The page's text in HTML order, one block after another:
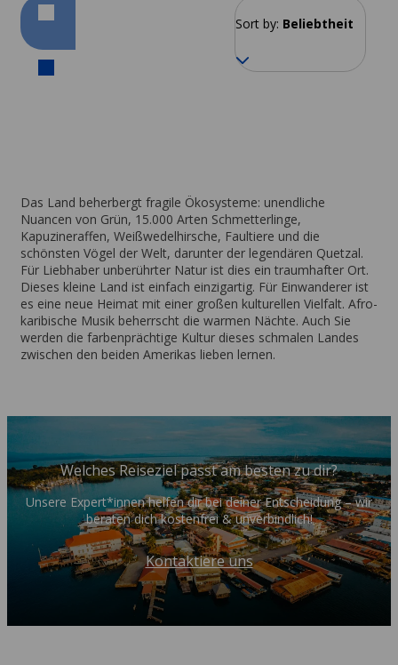
Sort by: Beliebtheit
Das Land beherbergt fragile Ökosysteme: unendliche
Nuancen von Grün, 15.000 Arten Schmetterlinge,
Kapuzineraffen, Weißwedelhirsche, Faultiere und die
schönsten Vögel der Welt, darunter der legendären Quetzal.
Für Liebhaber unberührter Natur ist dies ein traumhafter Ort.
Dieses kleine Land ist einfach einzigartig. Für Einwanderer ist
es eine neue Heimat mit einer großen kulturellen Vielfalt. Afro-
karibische Musik beherrscht die warmen Nächte. Auch Sie
werden die farbenprächtige Kultur dieses schmalen Landes
zwischen den beiden Amerikas lieben lernen.
Welches Reiseziel passt am besten zu dir?
Unsere Expert*innen helfen dir bei deiner Entscheidung – wir
beraten dich kostenfrei & unverbindlich!
Kontaktiere uns